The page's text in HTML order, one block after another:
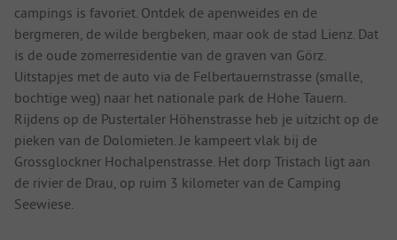
campings is favoriet. Ontdek de apenweides en de
bergmeren, de wilde bergbeken, maar ook de stad Lienz. Dat
is de oude zomerresidentie van de graven van Görz.
Uitstapjes met de auto via de Felbertauernstrasse (smalle,
bochtige weg) naar het nationale park de Hohe Tauern.
Rijdens op de Pustertaler Höhenstrasse heb je uitzicht op de
pieken van de Dolomieten. Je kampeert vlak bij de
Grossglockner Hochalpenstrasse. Het dorp Tristach ligt aan
de rivier de Drau, op ruim 3 kilometer van de Camping
Seewiese.